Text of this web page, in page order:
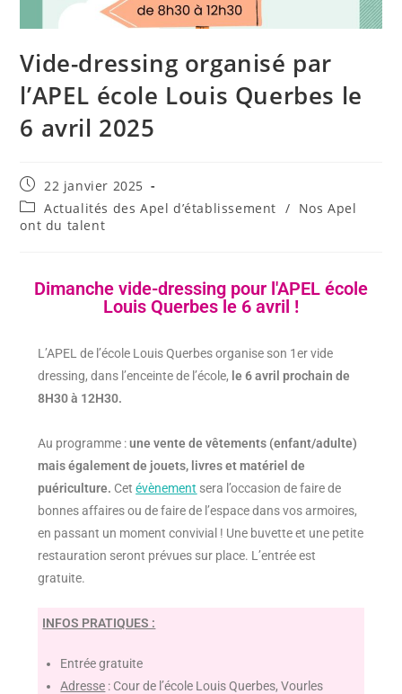
Vide-dressing organisé par
l’APEL école Louis Querbes le
6 avril 2025
22 janvier 2025
Actualités des Apel d’établissement / Nos Apel
ont du talent
Dimanche vide-dressing pour l'APEL école
Louis Querbes le 6 avril !
L’APEL de l’école Louis Querbes organise son 1er vide
dressing, dans l’enceinte de l’école, le 6 avril prochain de
8H30 à 12H30.
Au programme :une vente de vêtements (enfant/adulte)
mais également de jouets, livres et matériel de
puériculture. Cetévènement sera l’occasion de faire de
bonnes affaires ou de faire de l’espace dans vos armoires,
en passant un moment convivial ! Une buvette et une petite
restauration seront prévues sur place. L’entrée est
gratuite.
INFOS PRATIQUES :
Entrée gratuite
Adresse : Cour de l’école Louis Querbes, Vourles